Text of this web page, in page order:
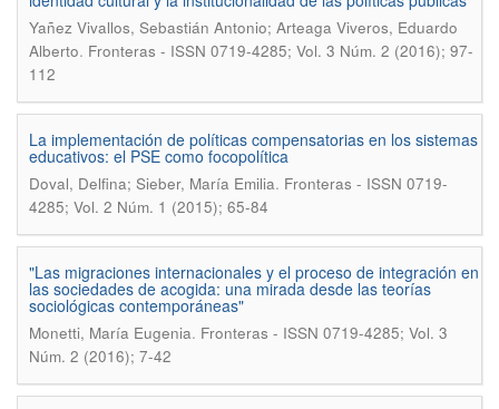
Yañez Vivallos, Sebastián Antonio; Arteaga Viveros, Eduardo
Alberto. Fronteras - ISSN 0719-4285; Vol. 3 Núm. 2 (2016); 97-
112
La implementación de políticas compensatorias en los sistemas
educativos: el PSE como focopolítica
Doval, Delfina; Sieber, María Emilia. Fronteras - ISSN 0719-
4285; Vol. 2 Núm. 1 (2015); 65-84
"Las migraciones internacionales y el proceso de integración en
las sociedades de acogida: una mirada desde las teorías
sociológicas contemporáneas"
Monetti, María Eugenia. Fronteras - ISSN 0719-4285; Vol. 3
Núm. 2 (2016); 7-42